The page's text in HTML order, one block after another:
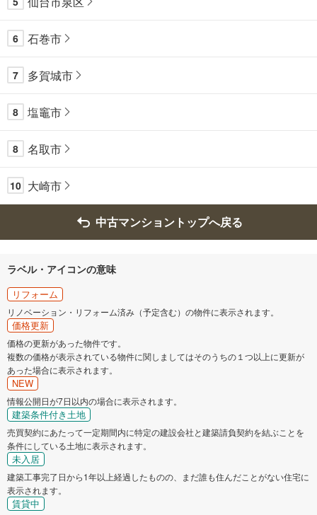
6 石巻市
7 多賀城市
8 塩竈市
8 名取市
10 大崎市
中古マンショントップへ戻る
ラベル・アイコンの意味
リフォーム
リノベーション・リフォーム済み（予定含む）の物件に表示されます。
価格更新
価格の更新があった物件です。
複数の価格が表示されている物件に関しましてはそのうちの１つ以上に更新が
あった場合に表示されます。
NEW
情報公開日が7日以内の場合に表示されます。
建築条件付き土地
売買契約にあたって一定期間内に特定の建設会社と建築請負契約を結ぶことを
条件にしている土地に表示されます。
未入居
建築工事完了日から1年以上経過したものの、まだ誰も住んだことがない住宅に
表示されます。
賃貸中